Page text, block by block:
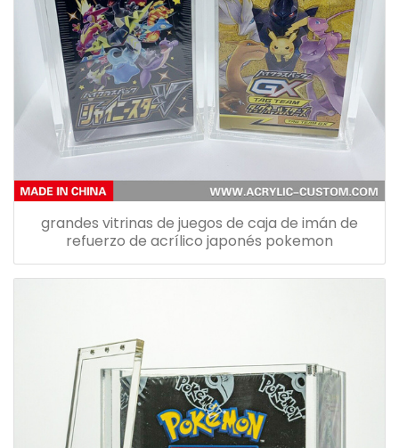
grandes vitrinas de juegos de caja de imán de
refuerzo de acrílico japonés pokemon